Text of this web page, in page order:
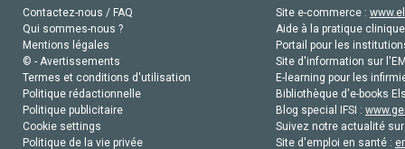
Contactez-nous / FAQ
Qui sommes-nous ?
Mentions légales
© - Avertissements
Termes et conditions d'utilisation
Politique rédactionnelle
Politique publicitaire
Cookie settings
Politique de la vie privée
Site e-commerce :
Aide à la pratique
Portail pour les
Site d'information sur
E-learning pour les
Bibliothèque d'e-books
Blog special IFSI :
Suivez notre actualité
Site d'emploi en santé :